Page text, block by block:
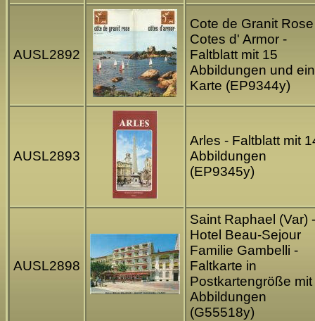
AUSL2892
Cote de Granit Rose
Cotes d' Armor -
Faltblatt mit 15
Abbildungen und
Karte (EP9344y)
AUSL2893
Arles - Faltblatt mit
Abbildungen
(EP9345y)
AUSL2898
Saint Raphael (Var) -
Hotel Beau-Sejour
Familie Gambelli -
Faltkarte in
Postkartengröße mit
Abbildungen
(G55518y)